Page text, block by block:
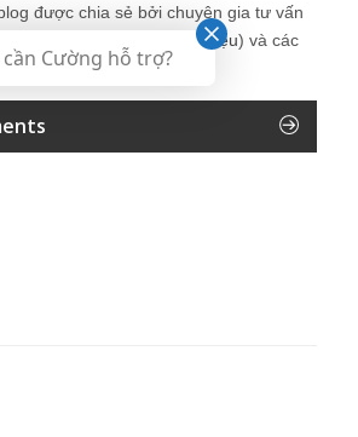
được chia sẻ bởi chuyên gia tư vấn
Hùng Cường (
giới thiệu) và các
cộng đồng Nhân sự.
cần Cường hỗ trợ?